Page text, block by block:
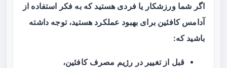
اگر شما ورزشکار یا فردی هستید که به فکر استفاده از
آدامس کافئین برای بهبود عملکرد هستید، توجه داشته
باشید که:
قبل از تغییر در رژیم مصرف کافئین،